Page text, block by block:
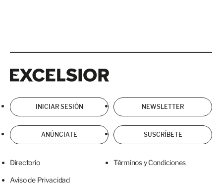
INICIAR SESIÓN NEWSLETTER
ANÚNCIATE SUSCRÍBETE
Directorio Términos y Condiciones
Aviso de Privacidad